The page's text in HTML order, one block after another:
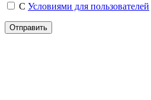
С Условиями для пользователей
Отправить